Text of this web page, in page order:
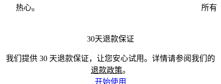
热心。
所有
30天退款保证
我们提供 30 天退款保证，让您安心试用。详情请参阅我们的
退款政策。
开始使用